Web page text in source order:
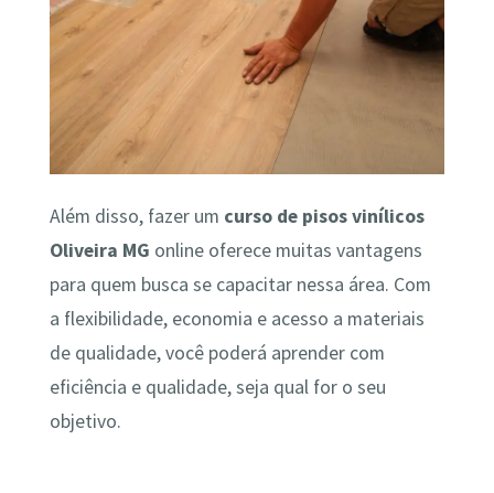
Além disso, fazer um curso de pisos vinílicos
Oliveira MG online oferece muitas vantagens
para quem busca se capacitar nessa área. Com
a flexibilidade, economia e acesso a materiais
de qualidade, você poderá aprender com
eficiência e qualidade, seja qual for o seu
objetivo.